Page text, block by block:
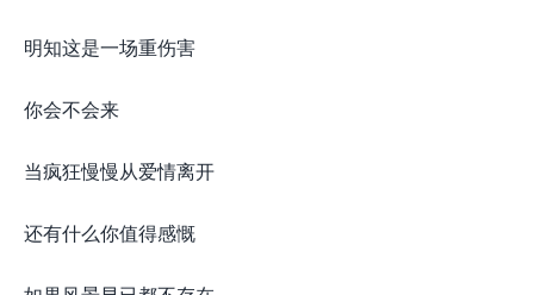
明知这是一场重伤害
你会不会来
当疯狂慢慢从爱情离开
还有什么你值得感慨